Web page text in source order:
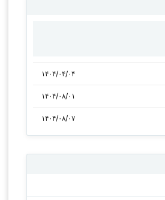
۱۴۰۴/۰۴/۰۴
۱۴۰۴/۰۸/۰۱
۱۴۰۴/۰۸/۰۷